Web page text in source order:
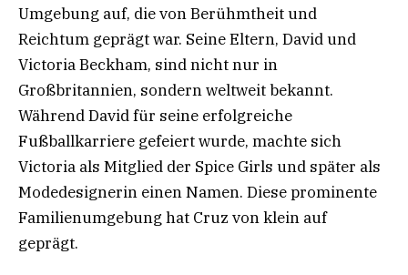
Umgebung auf, die von Berühmtheit und
Reichtum geprägt war. Seine Eltern, David und
Victoria Beckham, sind nicht nur in
Großbritannien, sondern weltweit bekannt.
Während David für seine erfolgreiche
Fußballkarriere gefeiert wurde, machte sich
Victoria als Mitglied der Spice Girls und später als
Modedesignerin einen Namen. Diese prominente
Familienumgebung hat Cruz von klein auf
geprägt.